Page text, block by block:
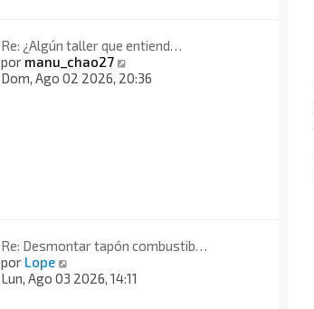
e
n
s
a
Re: ¿Algún taller que entiend…
por manu_chao27
e
n
s
a
j
Dom, Ago 02 2026, 20:36
Re: Desmontar tapón combustib…
por Lope
e
Lun, Ago 03 2026, 14:11